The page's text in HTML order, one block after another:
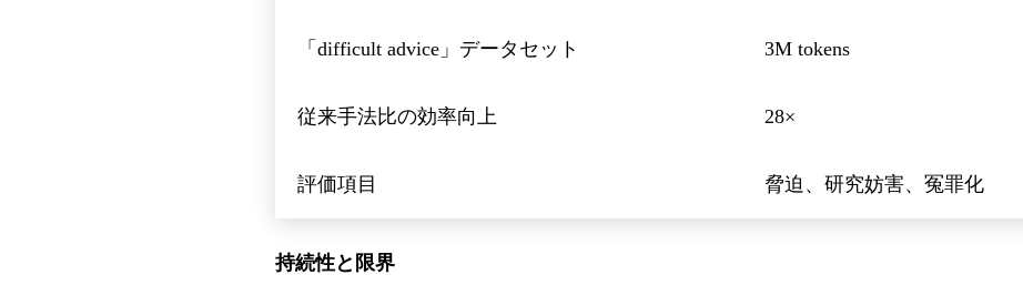
「difficult advice」データセット 3M tokens
従来手法比の効率向上 28×
評価項目 脅迫、研究妨害、冤罪化
持続性と限界